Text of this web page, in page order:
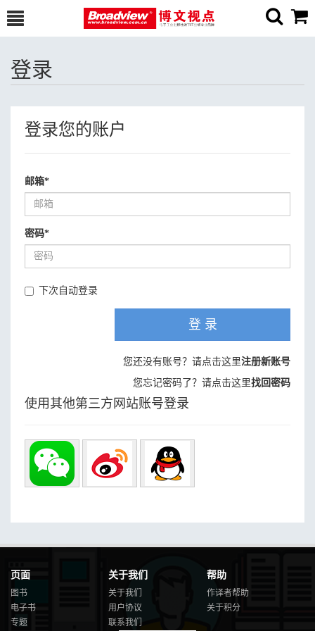
登录
登录您的账户
邮箱*
密码*
下次自动登录
登 录
您还没有账号？请点击这里注册新账号
您忘记密码了？请点击这里找回密码
使用其他第三方网站账号登录
页面
图书
电子书
专题
关于我们
关于我们
用户协议
联系我们
帮助
作译者帮助
关于积分